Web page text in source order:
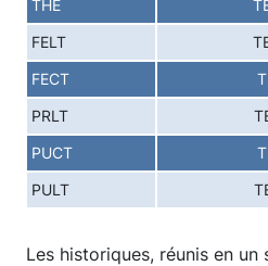
THE
FELT
FECT
PRLT
PUCT
PULT
Les historiques, réunis en un